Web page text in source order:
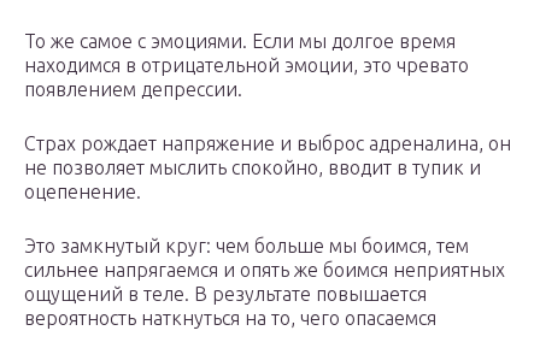
То же самое с эмоциями. Если мы долгое время
находимся в отрицательной эмоции, это чревато
появлением депрессии.
Страх рождает напряжение и выброс адреналина, он
не позволяет мыслить спокойно, вводит в тупик и
оцепенение.
Это замкнутый круг: чем больше мы боимся, тем
сильнее напрягаемся и опять же боимся неприятных
ощущений в теле. В результате повышается
вероятность наткнуться на то, чего опасаемся